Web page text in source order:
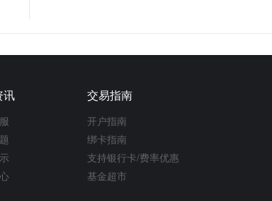
讯 交易指南
开户指南
绑卡指南
支持银行卡/费率优惠
基金超市